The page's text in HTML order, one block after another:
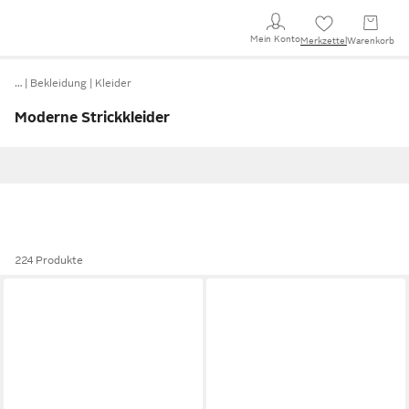
Mein KontoMerkzettel Warenkorb
… Bekleidung Kleider
Moderne Strickkleider
224 Produkte